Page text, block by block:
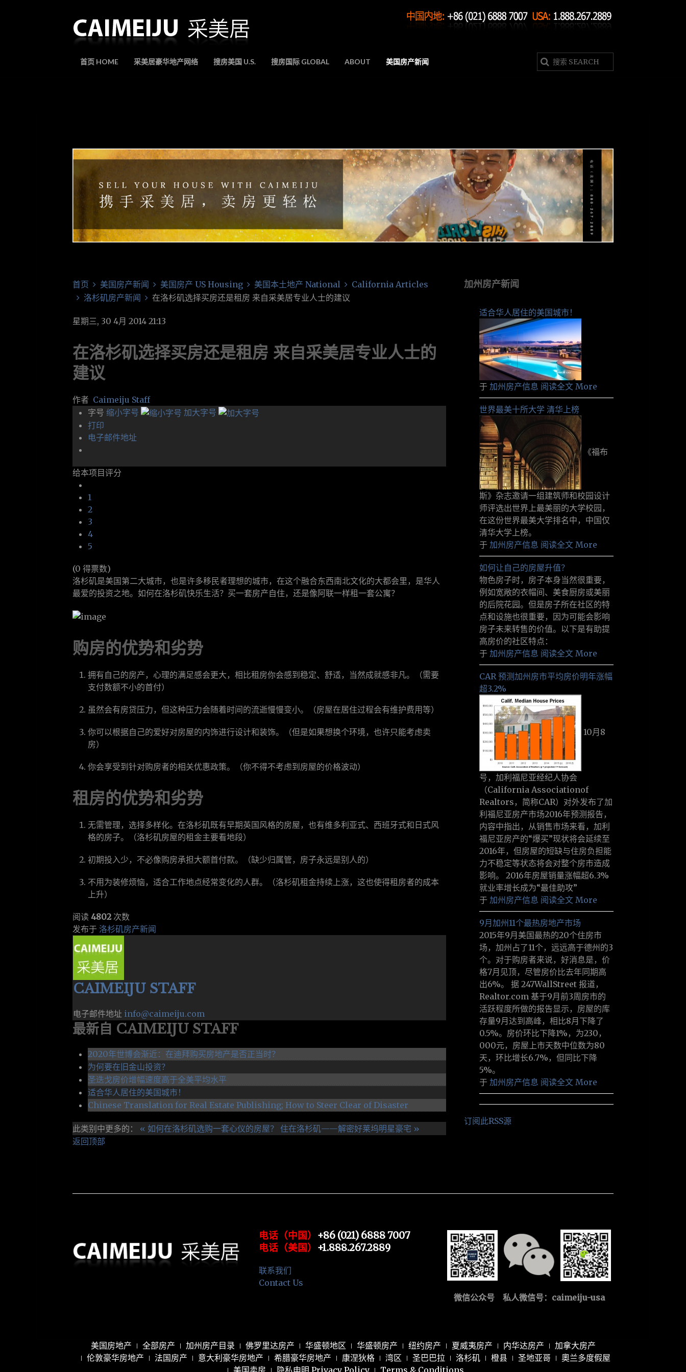
首页 HOME 采美居豪华地产网络 搜房美国 U.S. 搜房国际 GLOBAL ABOUT 美国房产新闻
首页 美国房产新闻 美国房产 US Housing 美国本土地产 National
California Articles
洛杉矶房产新闻
在洛杉矶选择买房还是租房 来自采美居专业人士的建议
星期三, 30 4月 2014 21:13
在洛杉矶选择买房还是租房 来自采美居专业人士的
建议
作者 Caimeiju Staff
字号 缩小字号
加大字号
打印
电子邮件地址
给本项目评分
1
2
3
4
5
(0 得票数)
洛杉矶是美国第二大城市，也是许多移民者理想的城市，在这个融合东西南北文化的大都会里，是华人
最爱的投资之地。如何在洛杉矶快乐生活？买一套房产自住，还是像阿联一样租一套公寓？
购房的优势和劣势
拥有自己的房产，心理的满足感会更大，相比租房你会感到稳定、舒适，当然成就感非凡。（需要
支付数额不小的首付）
虽然会有房贷压力，但这种压力会随着时间的流逝慢慢变小。（房屋在居住过程会有维护费用等）
你可以根据自己的爱好对房屋的内饰进行设计和装饰。（但是如果想换个环境，也许只能考虑卖
房）
你会享受到针对购房者的相关优惠政策。（你不得不考虑到房屋的价格波动）
租房的优势和劣势
无需管理，选择多样化。在洛杉矶既有早期英国风格的房屋，也有维多利亚式、西班牙式和日式风
格的房子。（洛杉矶房屋的租金主要看地段）
初期投入少，不必像购房承担大额首付款。（缺少归属管，房子永远是别人的）
不用为装修烦恼，适合工作地点经常变化的人群。（洛杉矶租金持续上涨，这也使得租房者的成本
上升）
阅读 4802次数
发布于 洛杉矶房产新闻
CAIMEIJU STAFF
电子邮件地址 info@caimeiju.com
最新自 CAIMEIJU STAFF
2020年世博会渐近：在迪拜购买房地产是否正当时？
为何要在旧金山投资？
圣迭戈房价增幅速度高于全美平均水平
适合华人居住的美国城市！
Chinese Translation for Real Estate Publishing; How to Steer Clear of Disaster
此类别中更多的： « 如何在洛杉矶选购一套心仪的房屋？ 住在洛杉矶——解密好莱坞明星豪宅 »
返回顶部
加州房产新闻
适合华人居住的美国城市！
于 加州房产信息 阅读全文 More
世界最美十所大学 清华上榜
《福布
斯》杂志邀请一组建筑师和校园设计
师评选出世界上最美丽的大学校园，
在这份世界最美大学排名中，中国仅
清华大学上榜。
于 加州房产信息 阅读全文 More
如何让自己的房屋升值？
物色房子时，房子本身当然很重要，
例如宽敞的衣帽间、美食厨房或美丽
的后院花园。但是房子所在社区的特
点和设施也很重要，因为可能会影响
房子未来转售的价值。以下是有助提
高房价的社区特点：
于 加州房产信息 阅读全文 More
CAR 预测加州房市平均房价明年涨幅
超3.2%
10月8
号，加利福尼亚经纪人协会
（California Associationof
Realtors，简称CAR）对外发布了加
利福尼亚房产市场2016年预测报告，
内容中指出，从销售市场来看，加利
福尼亚房产的“爆买”现状将会延续至
2016年，但房屋的短缺与住房负担能
力不稳定等状态将会对整个房市造成
影响。 2016年房屋销量涨幅超6.3%
就业率增长成为“最佳助攻”
于 加州房产信息 阅读全文 More
9月加州11个最热房地产市场
2015年9月美国最热的20个住房市
场，加州占了11个，远远高于德州的3
个。对于购房者来说，好消息是，价
格7月见顶，尽管房价比去年同期高
出6%。 据 247WallStreet 报道，
Realtor.com 基于9月前3周房市的
活跃程度所做的报告显示，房屋的库
存量9月达到高峰，相比8月下降了
0.5%。房价环比下降1%，为230，
000元，房屋上市天数中位数为80
天，环比增长6.7%，但同比下降
5%。
于 加州房产信息 阅读全文 More
订阅此RSS源
电话（中国） +86 (021) 6888 7007
电话（美国） +1.888.267.2889
联系我们
Contact Us
微信公众号 私人微信号： caimeiju-usa
美国房地产 全部房产 加州房产目录 佛罗里达房产 华盛顿地区 华盛顿房产 纽约房产 夏威夷房产 内华达房产
加拿大房产
伦敦豪华房地产
法国房产 意大利豪华房地产 希腊豪华房地产 康涅狄格 湾区 圣巴巴拉 洛杉矶 橙县 圣地亚哥
奧兰多度假屋
美国卖房
隐私申明 Privacy Policy Terms & Conditions